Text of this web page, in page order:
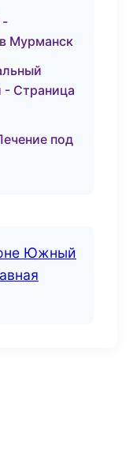
-
Мурманск
- Страница
под
Южный